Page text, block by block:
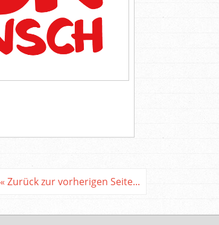
« Zurück zur vorherigen Seite...